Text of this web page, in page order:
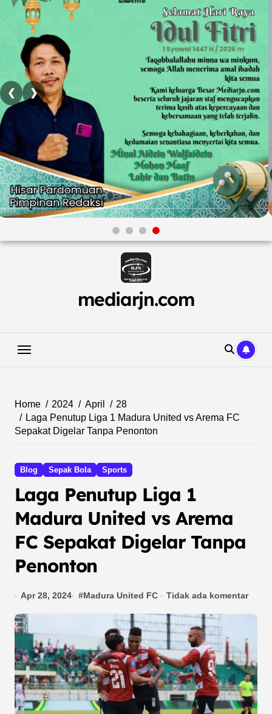
❮ ❯
Skip
mediarjn.com
Home 2024 April
28
Laga Penutup Liga 1 Madura United vs Arema FC
Sepakat Digelar Tanpa Penonton
Blog Sepak Bola Sports
Laga Penutup Liga 1
Madura United vs Arema
FC Sepakat Digelar Tanpa
Penonton
Apr 28, 2024 #Madura United FC Tidak ada komentar